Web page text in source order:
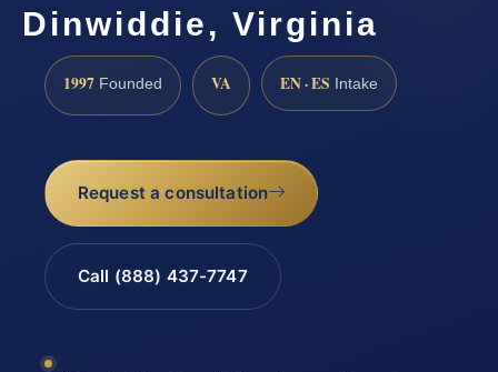
Dinwiddie, Virginia
1997 Founded VA EN · ES Intake
Request a consultation
Call (888) 437-7747